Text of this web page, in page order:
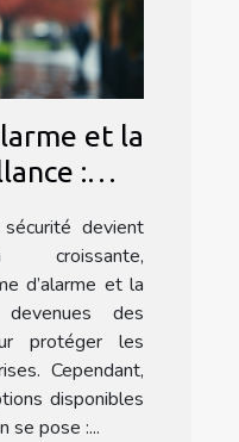
et la
:
?
devient
croissante,
d’alarme et la
des
protéger les
Cependant,
disponibles
se pose :...